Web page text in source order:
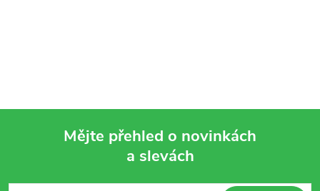
Mějte přehled o novinkách
a slevách